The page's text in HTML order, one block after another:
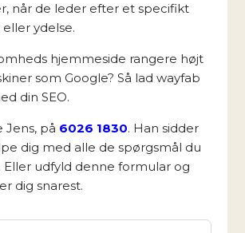
når de leder efter et specifikt
ydelse.
hjemmeside rangere højt
som Google? Så lad wayfab
din SEO.
Jens, på 6026 1830. Han sidder
dig med alle de spørgsmål du
Eller udfyld denne formular og
dig snarest.